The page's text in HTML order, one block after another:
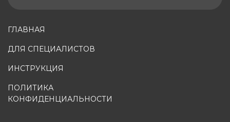
ГЛАВНАЯ
ДЛЯ СПЕЦИАЛИСТОВ
ИНСТРУКЦИЯ
ПОЛИТИКА
КОНФИДЕНЦИАЛЬНОСТИ